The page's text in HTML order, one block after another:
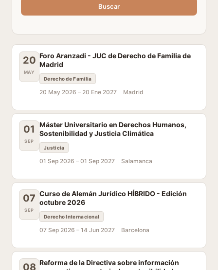
Buscar
20
MAY
Foro Aranzadi - JUC de Derecho de Familia de
Madrid
Derecho de Familia
20 May 2026 – 20 Ene 2027 Madrid
01
SEP
Máster Universitario en Derechos Humanos,
Sostenibilidad y Justicia Climática
Justicia
01 Sep 2026 – 01 Sep 2027 Salamanca
07
SEP
Curso de Alemán Jurídico HÍBRIDO - Edición
octubre 2026
Derecho Internacional
07 Sep 2026 – 14 Jun 2027 Barcelona
08 Reforma de la Directiva sobre información